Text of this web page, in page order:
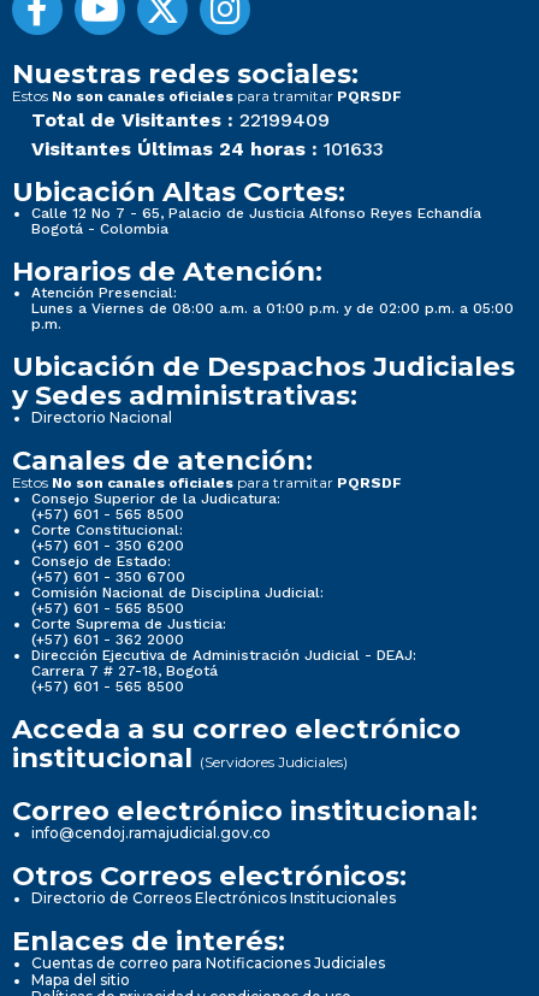
Nuestras redes sociales:
Estos No son canales oficiales para tramitar PQRSDF
Total de Visitantes : 22199409
Visitantes Últimas 24 horas : 101633
Ubicación Altas Cortes:
Calle 12 No 7 - 65, Palacio de Justicia Alfonso Reyes Echandía
Bogotá - Colombia
Horarios de Atención:
Atención Presencial:
Lunes a Viernes de 08:00 a.m. a 01:00 p.m. y de 02:00 p.m. a 05:00
p.m.
Ubicación de Despachos Judiciales
y Sedes administrativas:
Directorio Nacional
Canales de atención:
Estos No son canales oficiales para tramitar PQRSDF
Consejo Superior de la Judicatura:
(+57) 601 - 565 8500
Corte Constitucional:
(+57) 601 - 350 6200
Consejo de Estado:
(+57) 601 - 350 6700
Comisión Nacional de Disciplina Judicial:
(+57) 601 - 565 8500
Corte Suprema de Justicia:
(+57) 601 - 362 2000
Dirección Ejecutiva de Administración Judicial - DEAJ:
Carrera 7 # 27-18, Bogotá
(+57) 601 - 565 8500
Acceda a su correo electrónico
institucional (Servidores Judiciales)
Correo electrónico institucional:
info@cendoj.ramajudicial.gov.co
Otros Correos electrónicos:
Directorio de Correos Electrónicos Institucionales
Enlaces de interés:
Cuentas de correo para Notificaciones Judiciales
Mapa del sitio